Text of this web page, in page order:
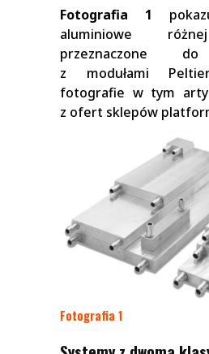
Fotografia 1
aluminiowe
przeznaczone do
z modułami
fotografie w tym
z ofert sklepów
Fotografia 1